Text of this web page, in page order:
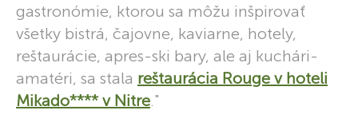
gastronómie, ktorou sa môžu inšpirovať
všetky bistrá, čajovne, kaviarne, hotely,
reštaurácie, apres-ski bary, ale aj kuchári-
amatéri, sa stala reštaurácia Rouge v hoteli
Mikado**** v Nitre ."